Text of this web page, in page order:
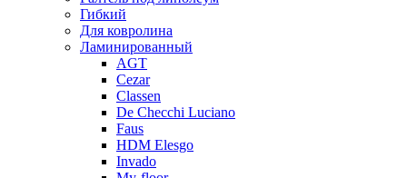
Гибкий
Для ковролина
Ламинированный
AGT
Cezar
Classen
De Checchi Luciano
Faus
HDM Elesgo
Invado